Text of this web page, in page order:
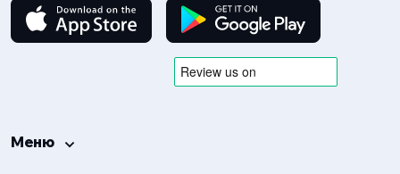
Меню